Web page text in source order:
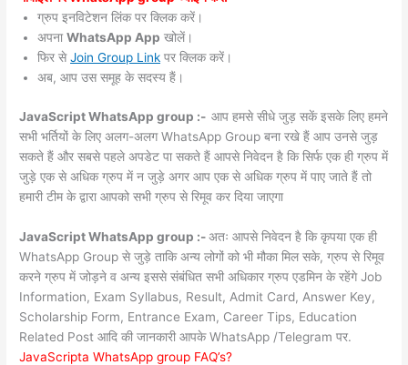
ग्रुप इनविटेशन लिंक पर क्लिक करें।
अपनाWhatsApp App खोलें।
फिर सेJoin Group Link पर क्लिक करें।
अब, आप उस समूह के सदस्य हैं।
JavaScript WhatsApp group :-आप हमसे सीधे जुड़ सकें इसके लिए हमने
सभी भर्तियों के लिए अलग-अलग WhatsApp Group बना रखे हैं आप उनसे जुड़
सकते हैं और सबसे पहले अपडेट पा सकते हैं आपसे निवेदन है कि सिर्फ एक ही ग्रुप में
जुड़े एक से अधिक ग्रुप में न जुड़े अगर आप एक से अधिक ग्रुप में पाए जाते हैं तो
हमारी टीम के द्वारा आपको सभी ग्रुप से रिमूव कर दिया जाएगा
JavaScript WhatsApp group :-अतः आपसे निवेदन है कि कृपया एक ही
WhatsApp Group से जुड़े ताकि अन्य लोगों को भी मौका मिल सके, ग्रुप से रिमूव
करने ग्रुप में जोड़ने व अन्य इससे संबंधित सभी अधिकार ग्रुप एडमिन के रहेंगे Job
Information, Exam Syllabus, Result, Admit Card, Answer Key,
Scholarship Form, Entrance Exam, Career Tips, Education
Related Post आदि की जानकारी आपके WhatsApp /Telegram पर.
JavaScripta WhatsApp group FAQ’s?